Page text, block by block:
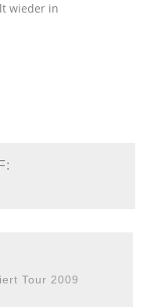
wieder in
Tour 2009